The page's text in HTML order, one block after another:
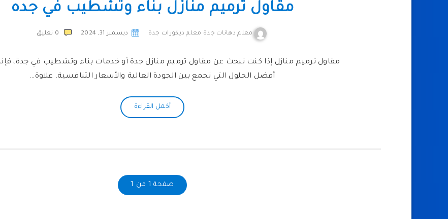
مقاول ترميم منازل بناء وتشطيب في جده
معلم دهانات جدة معلم ديكورات جدة ديسمبر 31, 2024 0 تعليق
مقاول ترميم منازل إذا كنت تبحث عن مقاول ترميم منازل جدة أو خدمات بناء وتشطيب في جدة،
أفضل الحلول التي تجمع بين الجودة العالية والأسعار التنافسية. علاوة…
أكمل القراءة
صفحة 1 من 1